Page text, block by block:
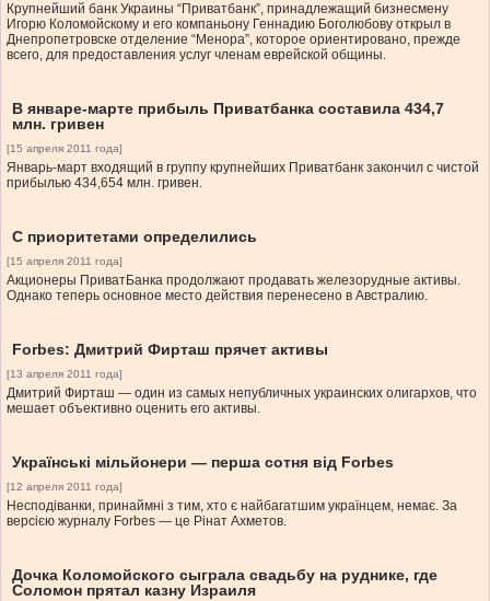
Крупнейший банк Украины “Приватбанк”, принадлежащий бизнесмену
Игорю Коломойскому и его компаньону Геннадию Боголюбову открыл в
Днепропетровске отделение “Менора”, которое ориентировано, прежде
всего, для предоставления услуг членам еврейской общины.
В январе-марте прибыль Приватбанка составила 434,7
млн. гривен
[15 апреля 2011 года]
Январь-март входящий в группу крупнейших Приватбанк закончил с чистой
прибылью 434,654 млн. гривен.
С приоритетами определились
[15 апреля 2011 года]
Акционеры ПриватБанка продолжают продавать железорудные активы.
Однако теперь основное место действия перенесено в Австралию.
Forbes: Дмитрий Фирташ прячет активы
[13 апреля 2011 года]
Дмитрий Фирташ — один из самых непубличных украинских олигархов, что
мешает объективно оценить его активы.
Українські мільйонери — перша сотня від Forbes
[12 апреля 2011 года]
Несподіванки, принаймні з тим, хто є найбагатшим українцем, немає. За
версією журналу Forbes — це Рінат Ахметов.
Дочка Коломойского сыграла свадьбу на руднике, где
Соломон прятал казну Израиля